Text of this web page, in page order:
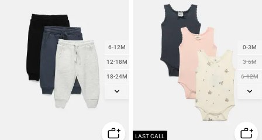
LAST CALL
0-3M
3-6M
6-12M
12-18M
6-12M
12-18M
18-24M
2Y